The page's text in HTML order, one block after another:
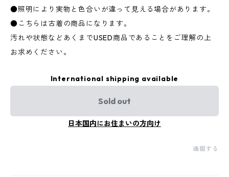
●照明により実物と色合いが違って見える場合があります。
●こちらは古着の商品になります。
汚れや状態などあくまでUSED商品であることをご理解の上
お求めください。
International shipping available
Sold out
日本国内にお住まいの方向け
通報する